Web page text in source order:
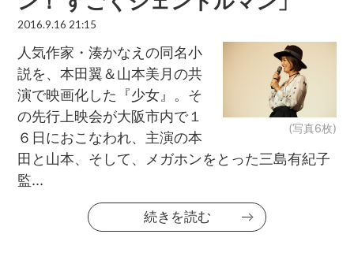
2016.9.16 21:15
(写真6枚)
人気作家・湊かなえの同名小
説を、本田翼＆山本美月の共
演で映画化した『少女』。そ
の先行上映会が大阪市内で１
６日におこなわれ、主演の本
田と山本、そして、メガホンをとった三島有紀子
監...
続きを読む